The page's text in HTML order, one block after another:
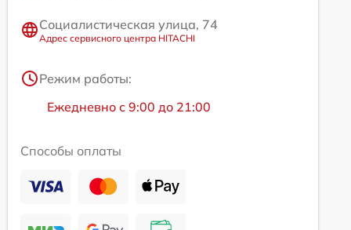
Социалистическая улица, 74
Адрес сервисного центра HITACHI
Режим работы:
Ежедневно с 9:00 до 21:00
Способы оплаты